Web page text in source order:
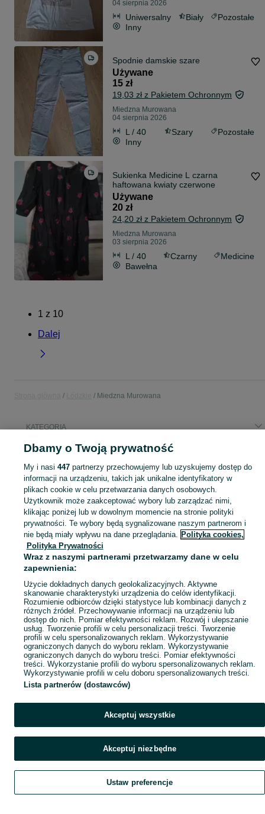
04 sierpnia 2026
Uniwersalny Biały
Pozostałe
Inny
Spodnie damskie szare
Używane
15 zł
19,03 zł z Pakietem Ochronnym
Miedzna Murowana
04 sierpnia 2026
L / 40 Szary
Pozostałe
Inny
Sukienka Medicine L czarna
haftowana kwiaty czerwone
Używane
20 zł
24,20 zł z Pakietem Ochronnym
Miedzna Murowana
03 sierpnia 2026
L / 40 Czarny
Medicine
Bawełna
1 z 10
Dalej
Miedzna Murowana
KATEGORIA
Popularne wyszukiwania
nissan dąb tartaczny
Skorzystaj z największego serwisu ogłoszeniowego - Miedzna Murowana i okolice! Kupuj to, czego pragniesz i sprzedawaj to, czego już nie potrzebujesz! Zobacz
Mapa kategorii
Mapa miejscowości
Mapa ministron
Szukaj Obserwujesz Dodaj Czat Konto
Dbamy o Twoją prywatność
My i nasi 447partnerzy przechowujemy lub uzyskujemy dostęp do
informacji na urządzeniu, takich jak unikalne identyfikatory w
plikach cookie w celu przetwarzania danych osobowych.
Użytkownik może zaakceptować wybory lub zarządzać nimi,
klikając poniżej lub w dowolnym momencie na stronie polityki
prywatności. Te wybory będą sygnalizowane naszym partnerom i
nie będą miały wpływu na dane przeglądania. Polityka cookies,
Polityka Prywatności
Wraz z naszymi partnerami przetwarzamy dane w celu
zapewnienia:
Użycie dokładnych danych geolokalizacyjnych. Aktywne
skanowanie charakterystyki urządzenia do celów identyfikacji.
Rozumienie odbiorców dzięki statystyce lub kombinacji danych z
różnych źródeł. Przechowywanie informacji na urządzeniu lub
dostęp do nich. Pomiar efektywności reklam. Rozwój i ulepszanie
usług. Tworzenie profili w celu personalizacji treści. Tworzenie
profili w celu spersonalizowanych reklam. Wykorzystywanie
ograniczonych danych do wyboru reklam. Wykorzystywanie
ograniczonych danych do wyboru treści. Pomiar efektywności
treści. Wykorzystanie profili do wyboru spersonalizowanych reklam.
Wykorzystywanie profili w celu doboru spersonalizowanych treści.
Lista partnerów (dostawców)
Akceptuj wszystkie
Akceptuj niezbędne
Ustaw preferencje